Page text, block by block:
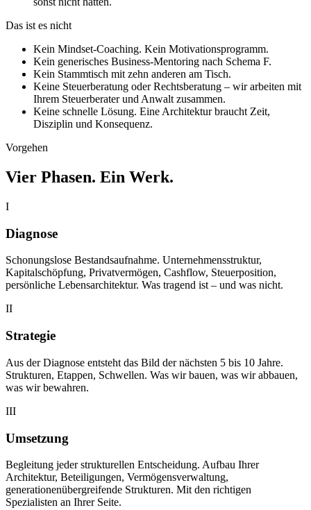
Das ist es nicht
Kein Mindset-Coaching. Kein Motivationsprogramm.
Kein generisches Business-Mentoring nach Schema F.
Kein Stammtisch mit zehn anderen am Tisch.
Keine Steuerberatung oder Rechtsberatung – wir arbeiten mit
Ihrem Steuerberater und Anwalt zusammen.
Keine schnelle Lösung. Eine Architektur braucht Zeit,
Disziplin und Konsequenz.
Vorgehen
Vier Phasen. Ein Werk.
I
Diagnose
Schonungslose Bestandsaufnahme. Unternehmensstruktur,
Kapitalschöpfung, Privatvermögen, Cashflow, Steuerposition,
persönliche Lebensarchitektur. Was tragend ist – und was nicht.
II
Strategie
Aus der Diagnose entsteht das Bild der nächsten 5 bis 10 Jahre.
Strukturen, Etappen, Schwellen. Was wir bauen, was wir abbauen,
was wir bewahren.
III
Umsetzung
Begleitung jeder strukturellen Entscheidung. Aufbau Ihrer
Architektur, Beteiligungen, Vermögensverwaltung,
generationenübergreifende Strukturen. Mit den richtigen
Spezialisten an Ihrer Seite.